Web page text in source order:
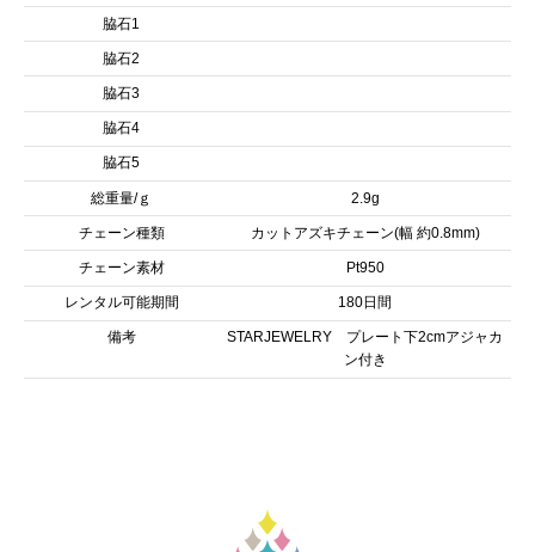
脇石1
脇石2
脇石3
脇石4
脇石5
総重量/ｇ 2.9g
チェーン種類 カットアズキチェーン(幅 約0.8mm)
チェーン素材 Pt950
レンタル可能期間 180日間
備考
STARJEWELRY プレート下2cmアジャカ
ン付き